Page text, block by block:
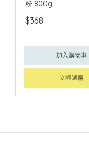
粉 800g
$368
加入購物車
立即選購